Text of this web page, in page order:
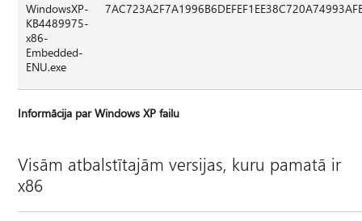
WindowsXP-
KB4489975-
x86-
Embedded-
ENU.exe
Informācija par Windows XP failu
Visām atbalstītajām versijas, kuru pamatā ir
x86